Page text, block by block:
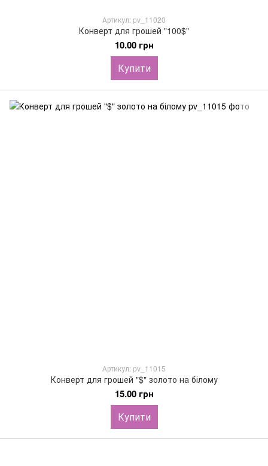
Артикул: pv_11020
Конверт для грошей "100$"
10.00 грн
Купити
Артикул: pv_11015
Конверт для грошей "$" золото на білому
15.00 грн
Купити